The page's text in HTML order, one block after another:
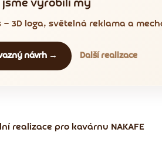
jsme vyrobili my
— 3D loga, světelná reklama a
návrh → Další realizace
realizace pro kavárnu NAKAFE